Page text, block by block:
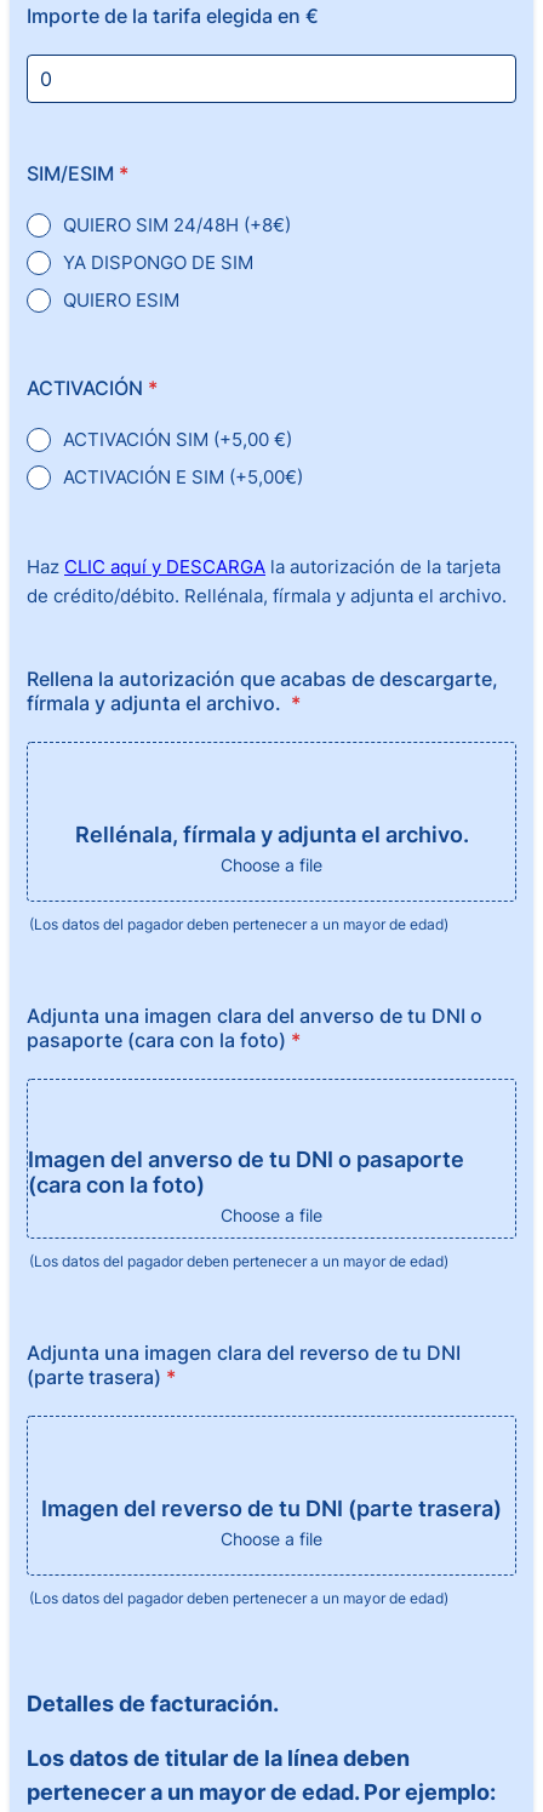
Importe de la tarifa elegida en €
SIM/ESIM *
QUIERO SIM 24/48H (+8€)
YA DISPONGO DE SIM
QUIERO ESIM
ACTIVACIÓN *
ACTIVACIÓN SIM (+5,00 €)
ACTIVACIÓN E SIM (+5,00€)
Haz CLIC aquí y DESCARGA la autorización de la tarjeta
de crédito/débito. Rellénala, fírmala y adjunta el archivo.
Rellena la autorización que acabas de descargarte,
fírmala y adjunta el archivo. *
Rellénala, fírmala y adjunta el archivo.
Choose a file
(Los datos del pagador deben pertenecer a un mayor de edad)
Adjunta una imagen clara del anverso de tu DNI o
pasaporte (cara con la foto) *
Imagen del anverso de tu DNI o pasaporte
(cara con la foto)
Choose a file
(Los datos del pagador deben pertenecer a un mayor de edad)
Adjunta una imagen clara del reverso de tu DNI
(parte trasera) *
Imagen del reverso de tu DNI (parte trasera)
Choose a file
(Los datos del pagador deben pertenecer a un mayor de edad)
Detalles de facturación.
Los datos de titular de la línea deben
pertenecer a un mayor de edad. Por ejemplo: